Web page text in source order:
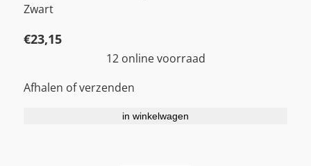
Zwart
€23,15
12 online voorraad
Afhalen of verzenden
in winkelwagen